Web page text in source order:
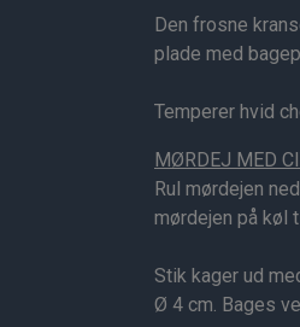
Den frosne
plade med
Temperer hvid
MØRDEJ MED
Rul mørdejen
mørdejen på køl
Stik kager ud
Ø 4 cm. Bages